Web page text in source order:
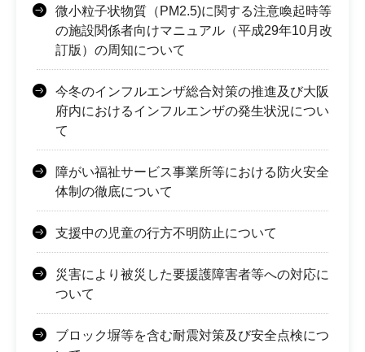
微小粒子状物質（PM2.5)に関する注意喚起時等
の施設関係者向けマニュアル（平成29年10月改
訂版）の周知について
今冬のインフルエンザ総合対策の推進及び大阪
府内におけるインフルエンザの発生状況につい
て
障がい福祉サービス事業所等における防火安全
体制の徹底について
支援中の児童の行方不明防止について
災害により被災した要援護障害者等への対応に
ついて
ブロック塀等を含む耐震対策及び安全点検につ